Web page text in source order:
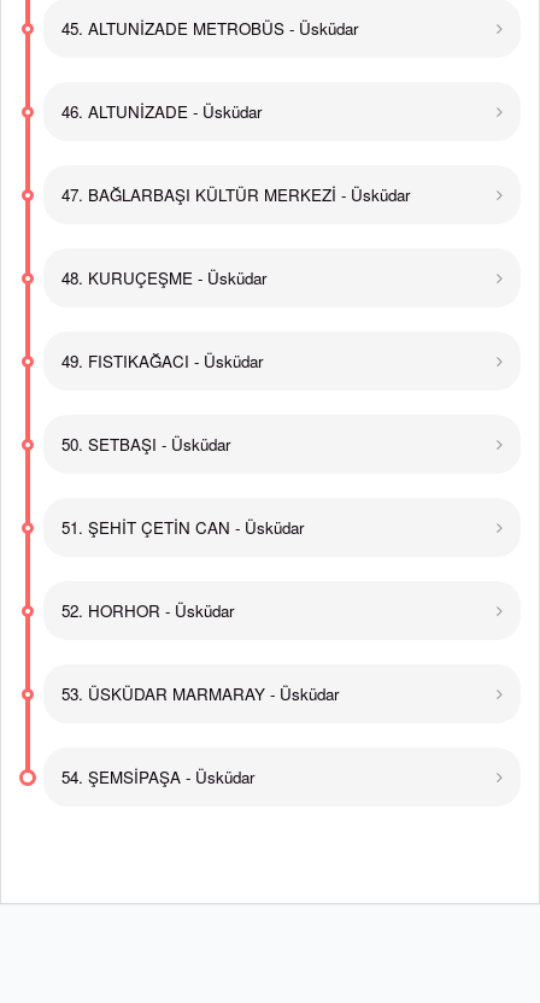
45. ALTUNİZADE METROBÜS - Üsküdar
46. ALTUNİZADE - Üsküdar
47. BAĞLARBAŞI KÜLTÜR MERKEZİ - Üsküdar
48. KURUÇEŞME - Üsküdar
49. FISTIKAĞACI - Üsküdar
50. SETBAŞI - Üsküdar
51. ŞEHİT ÇETİN CAN - Üsküdar
52. HORHOR - Üsküdar
53. ÜSKÜDAR MARMARAY - Üsküdar
54. ŞEMSİPAŞA - Üsküdar